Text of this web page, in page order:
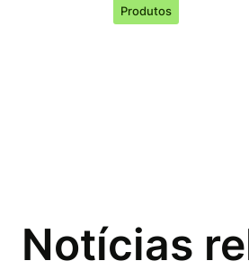
Produtos
Notícias